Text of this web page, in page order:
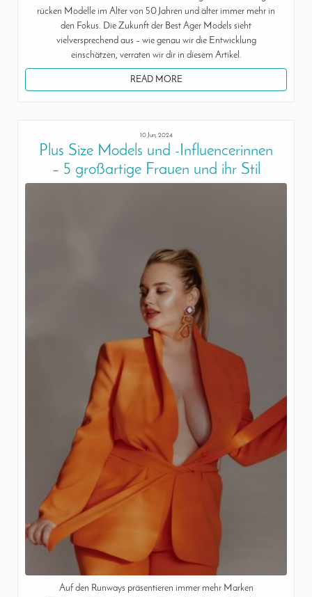
rücken Modelle im Alter von 50 Jahren und älter immer mehr in
den Fokus. Die Zukunft der Best Ager Models sieht
vielversprechend aus – wie genau wir die Entwicklung
einschätzen, verraten wir dir in diesem Artikel.
READ MORE
10 Jun, 2024
Plus Size Models und -Influencerinnen
– 5 großartige Frauen und ihr Stil
Auf den Runways präsentieren immer mehr Marken